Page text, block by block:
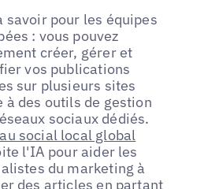
savoir pour les équipes
: vous pouvez
créer, gérer et
vos publications
sur plusieurs sites
à des outils de gestion
sociaux dédiés.
social local global
l'IA pour aider les
du marketing à
des articles en partant